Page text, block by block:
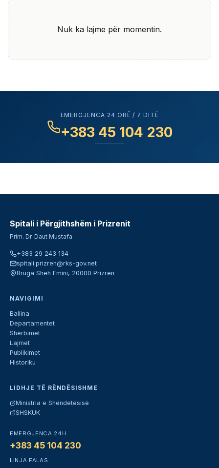
Nuk ka lajme për momentin.
EMERGJENCA 24 ORË / 7 DITË
+383 45 104 230
Spitali i Përgjithshëm i Prizrenit
Prim. Dr. Daut Mustafa
+383 29 243 134
spitali.prizren@rks-gov.net
Rruga Sheh Emini, 20000 Prizren
NAVIGIMI
Ballina
Departamentet
Shërbimet
Lajmet
Publikimet
Historiku
LIDHJE TË RËNDËSISHME
Ministria e Shëndetësisë
SHSKUK
EMERGJENCA 24H
+383 45 104 230
LINJA FALAS